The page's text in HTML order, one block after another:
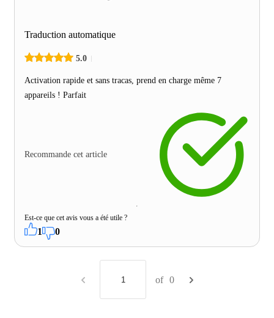
Traduction automatique
5.0
Activation rapide et sans tracas, prend en charge même 7
appareils ! Parfait
Recommande cet article
Est-ce que cet avis vous a été utile ?
1 0
of 0